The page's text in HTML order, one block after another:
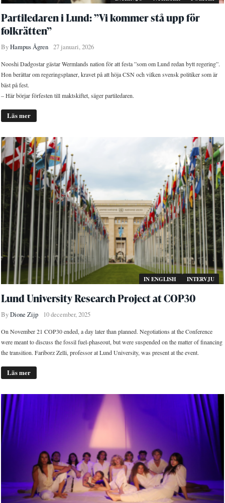
Partiledaren i Lund: ”Vi kommer stå upp för
folkrätten”
ByHampus Ågren 27 januari, 2026
Nooshi Dadgostar gästar Wermlands nation för att festa ”som om Lund redan bytt regering”.
Hon berättar om regeringsplaner, kravet på att höja CSN och vilken svensk politiker som är
bäst på fest.
– Här börjar förfesten till maktskiftet, säger partiledaren.
Läs mer
IN ENGLISH INTERVJU
Lund University Research Project at COP30
ByDione Zijp 10 december, 2025
On November 21 COP30 ended, a day later than planned. Negotiations at the Conference
were meant to discuss the fossil fuel-phaseout, but were suspended on the matter of financing
the transition. Fariborz Zelli, professor at Lund University, was present at the event.
Läs mer